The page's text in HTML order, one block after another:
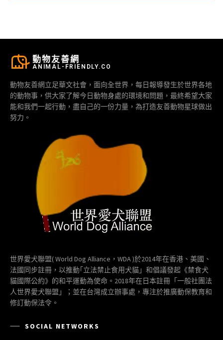
動物友善網
ANIMAL-FRIENDLY.CO
動物友善網立足華文社會，面向全世界，每日報導發生於世界各地
的動物事，供大家了解今日動物身處的環境和問題，最終希望大家
能和我們一起行動，盡自己的一份力量，為打造友善動物星球做出
努力。
世界愛犬聯盟( World Dog Alliance，WDA )於2014年在香港、美國、
法國同步註冊，以推動｢立法禁止食用犬貓」和倡議發起《禁食犬
貓國際公約》的和平運動為使命。2018年在日本註冊「一般社團法
人世界愛犬聯盟」；並在台灣成立辦事處，專注於推廣動保教育和
修訂動保法令。
SOCIAL NETWORKS